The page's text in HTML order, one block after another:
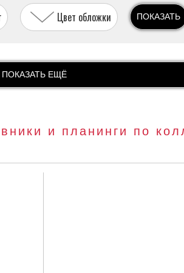
Цвет обложки ПОКАЗАТЬ
ПОКАЗАТЬ ЕЩЁ
и планинги по